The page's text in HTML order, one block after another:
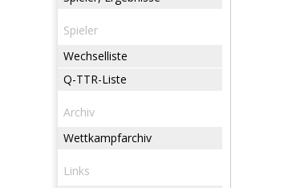
Spieler
Wechselliste
Q-TTR-Liste
Archiv
Wettkampfarchiv
Links